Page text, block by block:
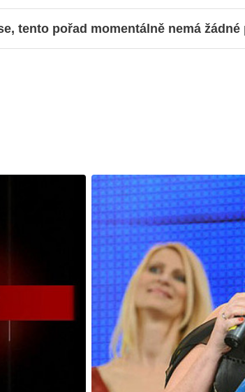
tento pořad momentálně nemá